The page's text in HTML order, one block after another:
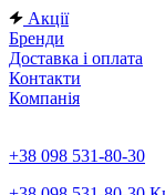
Акції
Бренди
Доставка і оплата
Контакти
Компанія
+38 098 531-80-30